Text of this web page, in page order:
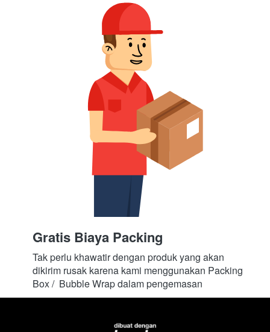
Gratis Biaya Packing
Tak perlu khawatir dengan produk yang akan
dikirim rusak karena kami menggunakan Packing
Box /  Bubble Wrap dalam pengemasan